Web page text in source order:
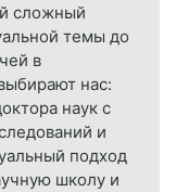
сложный
темы до
в
нас:
наук с
и
подход
школу и